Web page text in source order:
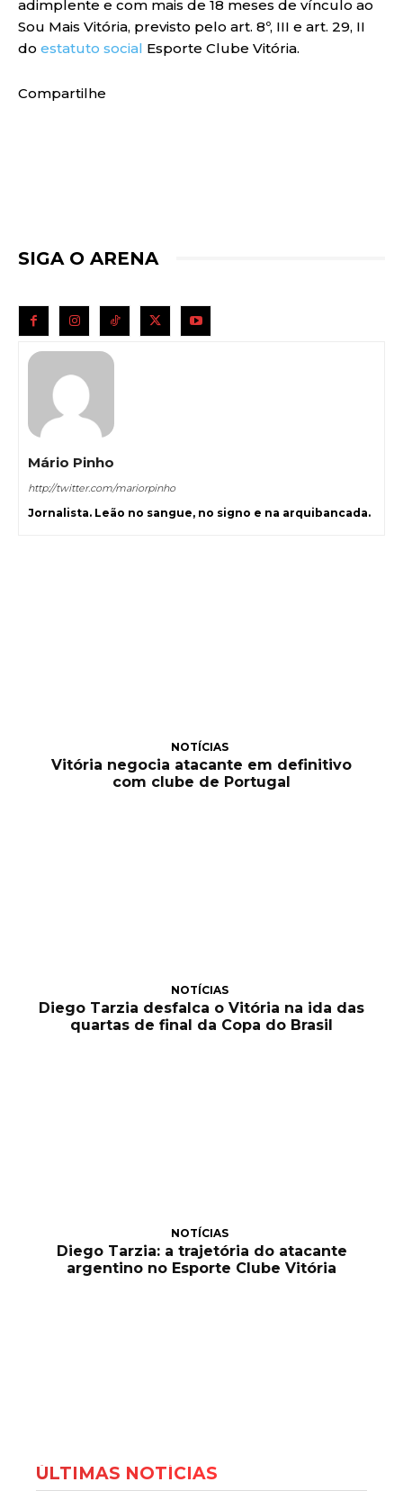
adimplente e com mais de 18 meses de vínculo ao
Sou Mais Vitória, previsto pelo art. 8º, III e art. 29, II
do estatuto social Esporte Clube Vitória.
Compartilhe
SIGA O ARENA
Mário Pinho
http://twitter.com/mariorpinho
Jornalista. Leão no sangue, no signo e na arquibancada.
NOTÍCIAS
Vitória negocia atacante em definitivo
com clube de Portugal
NOTÍCIAS
Diego Tarzia desfalca o Vitória na ida das
quartas de final da Copa do Brasil
NOTÍCIAS
Diego Tarzia: a trajetória do atacante
argentino no Esporte Clube Vitória
ÚLTIMAS NOTÍCIAS